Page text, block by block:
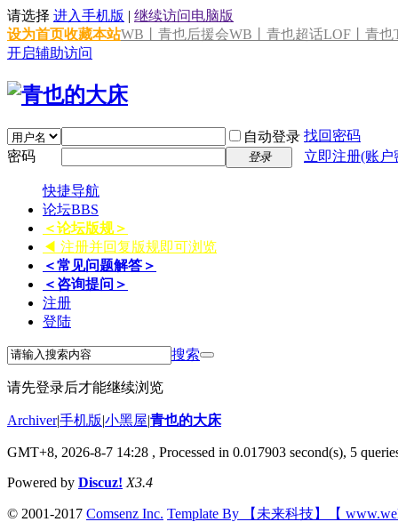
请选择 进入手机版 | 继续访问电脑版
设为首页收藏本站WB丨青也后援会WB丨青也超话LOF丨青也
开启辅助访问
自动登录 找回密码
密码
登录 立即注册(账
快捷导航
论坛BBS
＜论坛版规＞
◀ 注册并回复版规即可浏览
＜常见问题解答＞
＜咨询提问＞
注册
登陆
搜索
请先登录后才能继续浏览
Archiver|手机版|小黑屋|青也的大床
GMT+8, 2026-8-7 14:28 , Processed in 0.017903 second(s), 5
Powered by Discuz! X3.4
© 2001-2017 Comsenz Inc. Template By 【未来科技】【